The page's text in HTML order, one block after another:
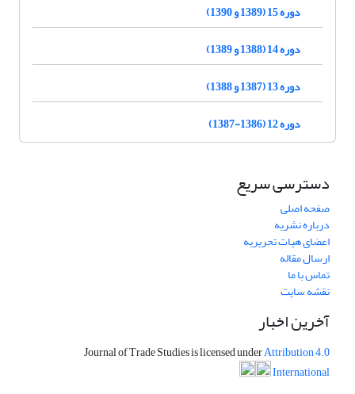
دوره 15 (1389 و 1390)
دوره 14 (1388 و 1389)
دوره 13 (1387 و 1388)
دوره 12 (1386-1387)
دسترسی سریع
صفحه اصلی
درباره نشریه
اعضای هیات تحریریه
ارسال مقاله
تماس با ما
نقشه سایت
آخرین اخبار
Journal of Trade Studies is licensed underAttribution 4.0
International